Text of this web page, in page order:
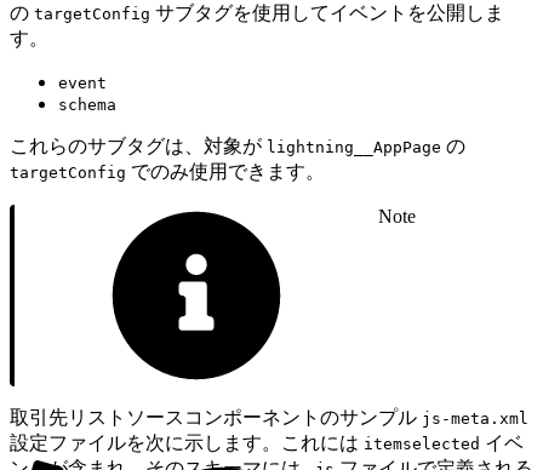
の targetConfig サブタグを使用してイベントを公開しま
す。
event
schema
これらのサブタグは、対象が lightning__AppPage の
targetConfig でのみ使用できます。
Note
取引先リストソースコンポーネントのサンプル js-meta.xml
設定ファイルを次に示します。これには itemselected イベ